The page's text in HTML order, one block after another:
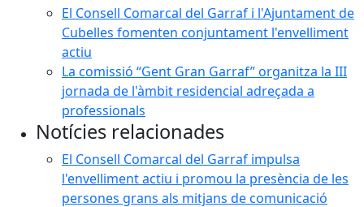
El Consell Comarcal del Garraf i l'Ajuntament de
Cubelles fomenten conjuntament l'envelliment
actiu
La comissió “Gent Gran Garraf” organitza la III
jornada de l'àmbit residencial adreçada a
professionals
Notícies relacionades
El Consell Comarcal del Garraf impulsa
l'envelliment actiu i promou la presència de les
persones grans als mitjans de comunicació